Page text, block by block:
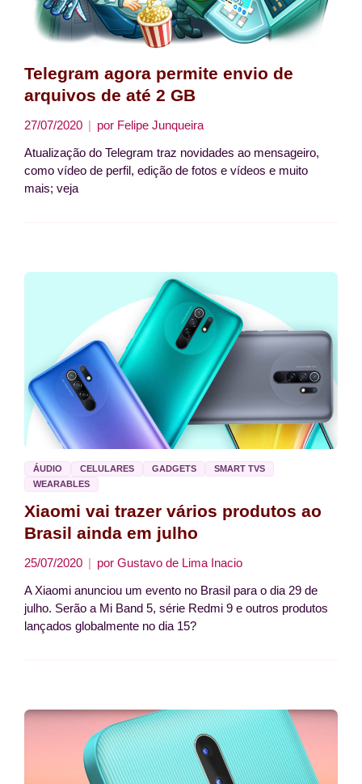
Telegram agora permite envio de
arquivos de até 2 GB
27/07/2020 por Felipe Junqueira
Atualização do Telegram traz novidades ao mensageiro,
como vídeo de perfil, edição de fotos e vídeos e muito
mais; veja
ÁUDIO CELULARES GADGETS
SMART TVS
WEARABLES
Xiaomi vai trazer vários produtos ao
Brasil ainda em julho
25/07/2020 por Gustavo de Lima Inacio
A Xiaomi anunciou um evento no Brasil para o dia 29 de
julho. Serão a Mi Band 5, série Redmi 9 e outros produtos
lançados globalmente no dia 15?